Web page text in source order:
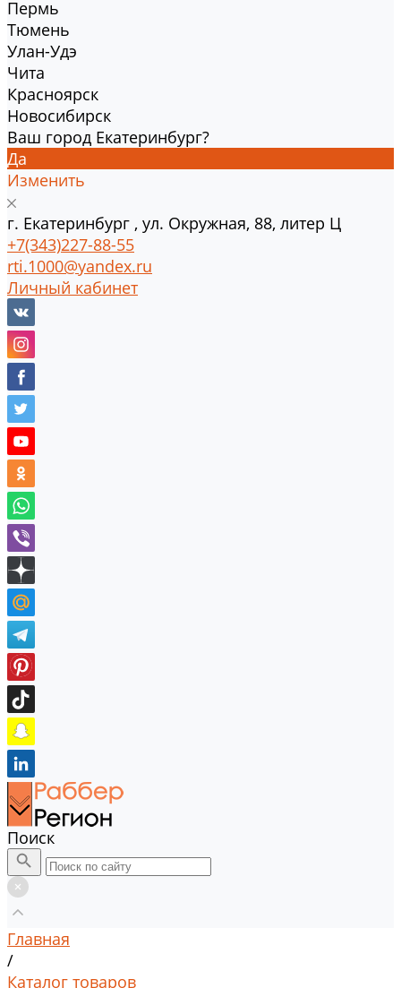
Пермь
Тюмень
Улан-Удэ
Чита
Красноярск
Новосибирск
Ваш город Екатеринбург?
Да
Изменить
г. Екатеринбург , ул. Окружная, 88, литер Ц
+7(343)227-88-55
rti.1000@yandex.ru
Личный кабинет
Поиск
Главная
/
Каталог товаров